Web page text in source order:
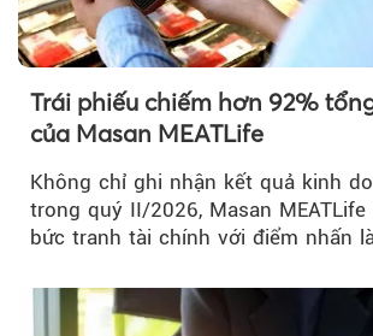
Trái phiếu chiếm hơn 92%
của Masan MEATLife
Không chỉ ghi nhận kết quả kinh
trong quý II/2026, Masan
bức tranh tài chính với điểm nhấn